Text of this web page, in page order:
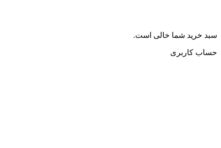
سبد خرید شما خالی است.
حساب کاربری